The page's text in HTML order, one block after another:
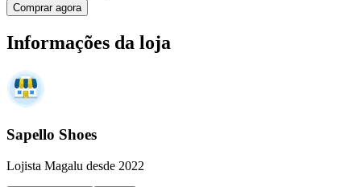
Comprar agora
Informações da loja
Sapello Shoes
Lojista Magalu desde 2022